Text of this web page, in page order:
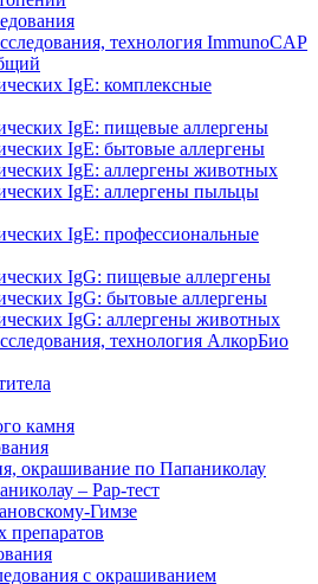
технология ImmunoCAP
IgE: комплексные
IgE: пищевые аллергены
IgE: бытовые аллергены
IgE: аллергены животных
IgE: аллергены пыльцы
IgE: профессиональные
IgG: пищевые аллергены
IgG: бытовые аллергены
IgG: аллергены животных
технология АлкорБио
камня
окрашивание по Папаниколау
‒ Рар-тест
Гимзе
препаратов
с окрашиванием